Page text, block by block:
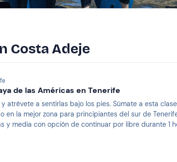
Costa Adeje
de las Américas en Tenerife
atrévete a sentirlas bajo los pies. Súmate a esta
en la mejor zona para principiantes del sur de
y media con opción de continuar por libre durante 1